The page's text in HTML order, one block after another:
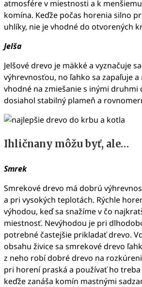
atmosfére v miestnosti a k
komína. Keďže počas horenia silno
uhlíky, nie je vhodné do otvorených
Jelša
Jelšové drevo je mäkké a vyznačuje
výhrevnosťou, no ľahko sa zapaľuje a
vhodné na zmiešanie s inými druhmi
dosiahol stabilný plameň a
Ihličnany môžu byť, ale…
Smrek
Smrekové drevo má dobrú
a pri vysokých teplotách. Rýchle
výhodou, keď sa snažíme v čo
miestnosť. Nevýhodou je pri
potrebné častejšie prikladať drevo.
obsahu živice sa smrekové drevo
z neho robí dobré drevo na
pri horení praská a používať ho
keďže zanáša komín mastnými